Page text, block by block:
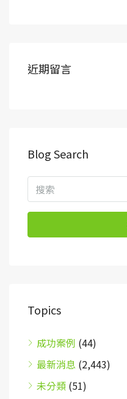
近期留言
Blog Search
Topics
成功案例 (44)
最新消息 (2,443)
未分類 (51)